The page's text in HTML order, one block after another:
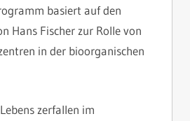
basiert auf den
Hans Fischer zur Rolle von
in der bioorganischen
zerfallen im